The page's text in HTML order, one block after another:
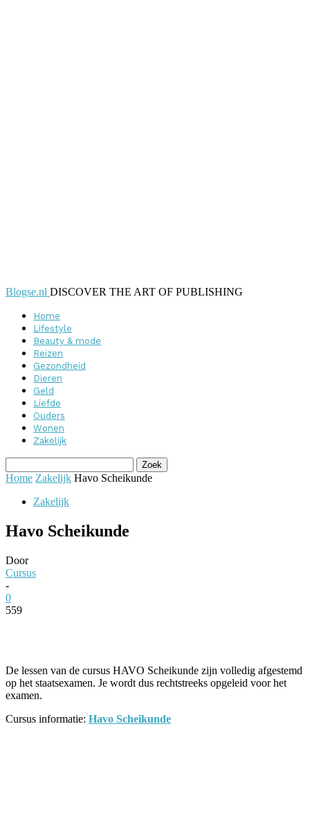
Blogse.nl DISCOVER THE ART OF PUBLISHING
Home
Lifestyle
Beauty & mode
Reizen
Gezondheid
Dieren
Geld
Liefde
Ouders
Wonen
Zakelijk
Home Zakelijk Havo Scheikunde
Zakelijk
Havo Scheikunde
Door
Cursus
-
0
559
De lessen van de cursus HAVO Scheikunde zijn volledig afgestemd
op het staatsexamen. Je wordt dus rechtstreeks opgeleid voor het
examen.
Cursus informatie: Havo Scheikunde